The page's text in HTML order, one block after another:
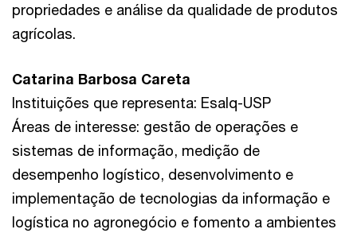
propriedades e análise da qualidade de produtos
agrícolas.
Catarina Barbosa Careta
Instituições que representa: Esalq-USP
Áreas de interesse: gestão de operações e
sistemas de informação, medição de
desempenho logístico, desenvolvimento e
implementação de tecnologias da informação e
logística no agronegócio e fomento a ambientes